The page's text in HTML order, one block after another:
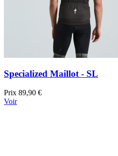
Specialized Maillot - SL
Prix 89,90 €
Voir